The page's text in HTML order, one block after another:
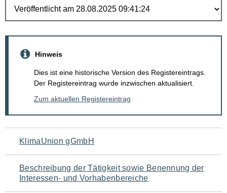
Hinweis
Dies ist eine historische Version des Registereintrags.
Der Registereintrag wurde inzwischen aktualisiert.
Zum aktuellen Registereintrag
Navigation
für
den
KlimaUnion gGmbH
Beschreibung der Tätigkeit sowie Benennung der
Interessen- und Vorhabenbereiche